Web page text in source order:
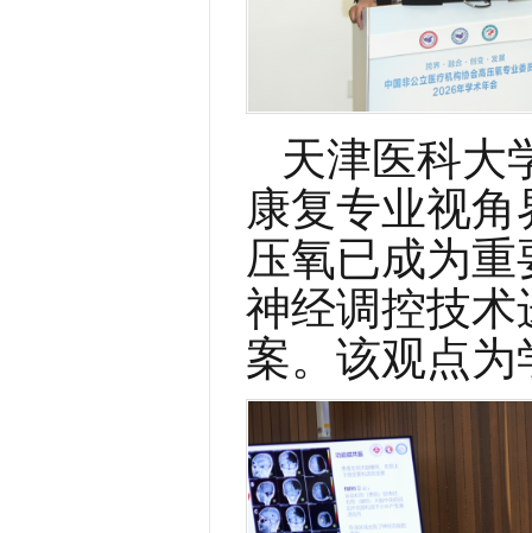
天津医科大
康复专业视
压氧已成为
神经调控技
案。该观点